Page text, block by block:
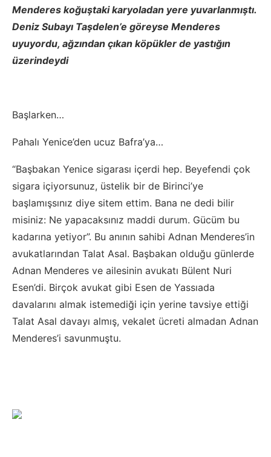
Menderes koğuştaki karyoladan yere yuvarlanmıştı.
Deniz Subayı Taşdelen’e göreyse Menderes
uyuyordu, ağzından çıkan köpükler de yastığın
üzerindeydi
Başlarken…
Pahalı Yenice’den ucuz Bafra’ya…
“Başbakan Yenice sigarası içerdi hep. Beyefendi çok
sigara içiyorsunuz, üstelik bir de Birinci’ye
başlamışsınız diye sitem ettim. Bana ne dedi bilir
misiniz: Ne yapacaksınız maddi durum. Gücüm bu
kadarına yetiyor”. Bu anının sahibi Adnan Menderes’in
avukatlarından Talat Asal. Başbakan olduğu günlerde
Adnan Menderes ve ailesinin avukatı Bülent Nuri
Esen’di. Birçok avukat gibi Esen de Yassıada
davalarını almak istemediği için yerine tavsiye ettiği
Talat Asal davayı almış, vekalet ücreti almadan Adnan
Menderes’i savunmuştu.